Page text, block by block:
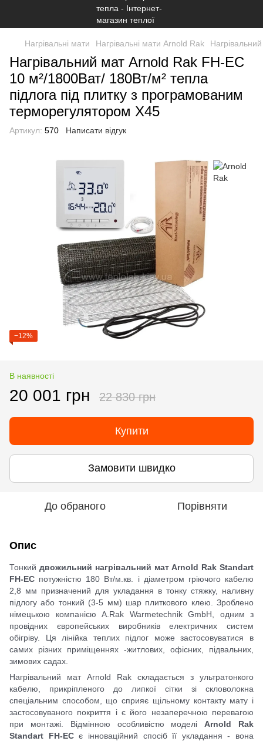
Нагрівальні мати Нагрівальні мати Arnold Rak
Нагрівальний мат Arnold Rak FH-EC
10 м²/1800Ват/ 180Вт/м² тепла
підлога під плитку з програмованим
терморегулятором Х45
Артикул: 570 Написати відгук
−12%
В наявності
20 001 грн 22 830 грн
Купити
Замовити швидко
До обраного Порівняти
Опис
Тонкий двожильний нагрівальний мат Arnold Rak Standart
FH-EC потужністю 180 Вт/м.кв. і діаметром гріючого кабелю
2,8 мм призначений для укладання в тонку стяжку, наливну
підлогу або тонкий (3-5 мм) шар плиткового клею. Зроблено
німецькою компанією A.Rak Warmetechnik GmbH, одним з
провідних європейських виробників електричних систем
обігріву. Ця лінійка теплих підлог може застосовуватися в
самих різних приміщеннях -житлових, офісних, підвальних,
зимових садах.
Нагрівальний мат Arnold Rak складається з ультратонкого
кабелю, прикріпленого до липкої сітки зі скловолокна
спеціальним способом, що сприяє щільному контакту мату і
застосовуваного покриття іє його незаперечною перевагою
при монтажі. Відмінною особливістю моделіArnold Rak
Standart FH-ECє інноваційний спосіб її укладання - вона